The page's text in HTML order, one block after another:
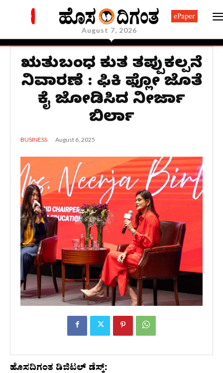
August 7, 2026
ePaper
ಋತುಬಂಧ ಕುರಿತ ತಪ್ಪುಕಲ್ಪನೆ
ನಿವಾರಣೆ : ಫಿಕಿ ಫ್ಲೋ ಜೊತೆ
ಕೈ ಜೋಡಿಸಿದ ನೀರ್ಜಾ
ಬಿರ್ಲಾ
BUSINESS August 6, 2025
ಹೊಸದಿಗಂತ ಡಿಜಿಟಲ್‌ ಡೆಸ್ಕ್‌: